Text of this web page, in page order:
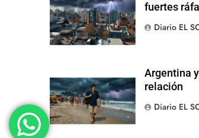
fuertes
Diario EL
Argentina
relación
Diario EL